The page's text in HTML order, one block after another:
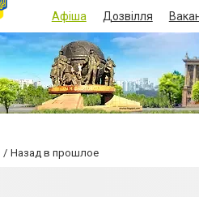
Афіша Дозвілля
Назад в прошлое